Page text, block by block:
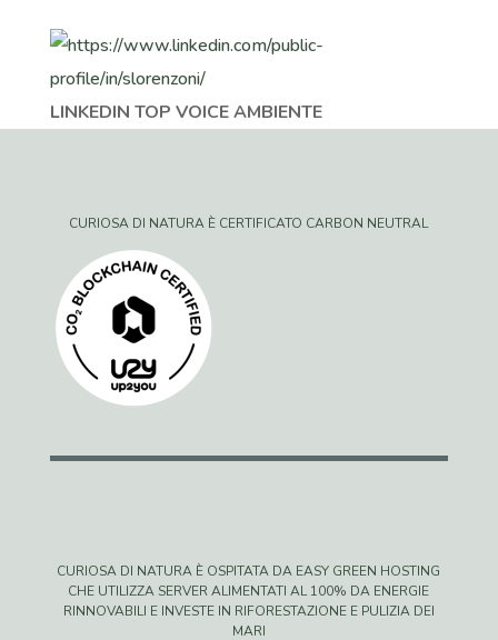
LINKEDIN TOP VOICE AMBIENTE
CURIOSA DI NATURA È CERTIFICATO CARBON NEUTRAL
CURIOSA DI NATURA È OSPITATA DA EASY GREEN HOSTING
CHE UTILIZZA SERVER ALIMENTATI AL 100% DA ENERGIE
RINNOVABILI E INVESTE IN RIFORESTAZIONE E PULIZIA DEI
MARI